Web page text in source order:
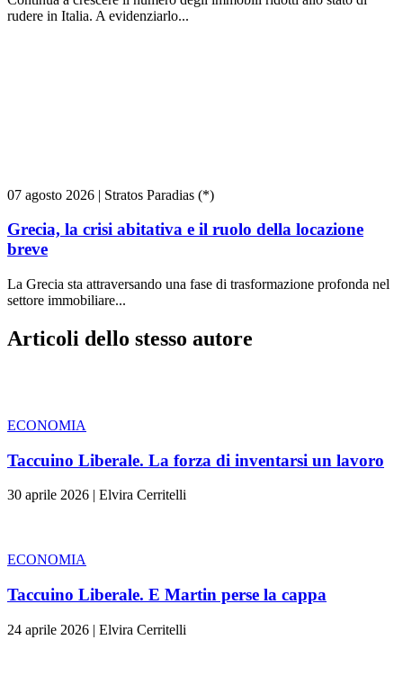
rudere in Italia. A evidenziarlo...
07 agosto 2026 | Stratos Paradias (*)
Grecia, la crisi abitativa e il ruolo della locazione
breve
La Grecia sta attraversando una fase di trasformazione profonda nel
settore immobiliare...
Articoli dello stesso autore
ECONOMIA
Taccuino Liberale. La forza di inventarsi un lavoro
30 aprile 2026 | Elvira Cerritelli
ECONOMIA
Taccuino Liberale. E Martin perse la cappa
24 aprile 2026 | Elvira Cerritelli